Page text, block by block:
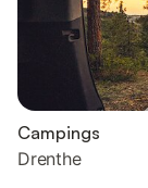
Campings
Drenthe